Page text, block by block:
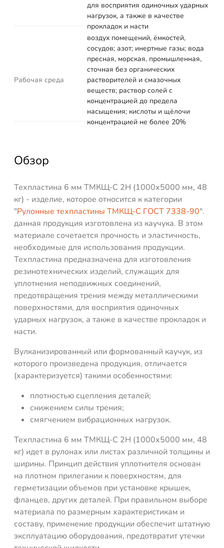
для восприятия одиночных ударных
нагрузок, а также в качестве
прокладок и насти
Рабочая среда
воздух помещений, ёмкостей,
сосудов; азот; инертные газы; вода
пресная, морская, промышленная,
сточная без органических
растворителей и смазочных
веществ; раствор солей с
концентрацией до предела
насыщения; кислоты и щёлочи
концентрацией не более 20%
Обзор
Техпластина 6 мм ТМКЩ-C 2Н (1000х5000 мм, 48
кг) - изделие, которое относится к категории
"Рулонные техпластины ТМКЩ-С ГОСТ 7338-90".
данная продукция изготовлена из каучука. В этом
материале сочетается прочность и эластичность,
необходимые для использования продукции.
Техпластина предназначена для изготовления
резинотехнических изделий, служащих для
уплотнения неподвижных соединений,
предотвращения трения между металлическими
поверхностями, для восприятия одиночных
ударных нагрузок, а также в качестве прокладок и
насти.
Вулканизированный или формованный каучук, из
которого произведена продукция, отличается
(характеризуется) такими особенностями:
плотностью сцепления деталей;
снижением силы трения;
смягчением вибрационных нагрузок.
Техпластина 6 мм ТМКЩ-C 2Н (1000х5000 мм, 48
кг) идет в рулонах или листах различной толщины и
ширины. Принцип действия уплотнителя основан
на плотном прилегании к поверхностям, для
герметизации объемов при установке крышек,
фланцев, других деталей. При правильном выборе
материала по размерным характеристикам и
составу, применение продукции обеспечит штатную
эксплуатацию оборудования, предотвратит утечки